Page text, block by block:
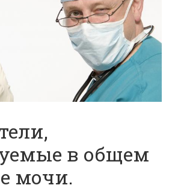
в общем
мочи.